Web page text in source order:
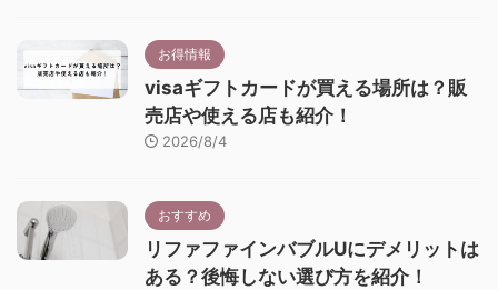
お得情報
visaギフトカードが買える場所は？販
売店や使える店も紹介！
2026/8/4
おすすめ
リファファインバブルUにデメリットは
ある？後悔しない選び方を紹介！